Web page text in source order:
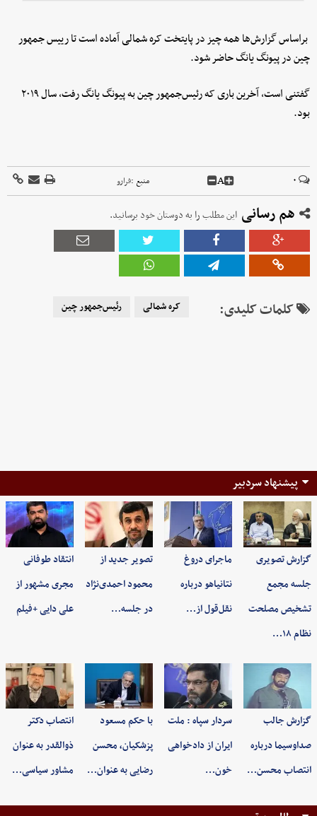
براساس گزارش‌ها همه چیز در پایتخت کره شمالی آماده است تا رییس جمهور
چین در پیونگ یانگ حاضر شود.
گفتنی است، آخرین باری که رئیس‌جمهور چین به پیونگ یانگ رفت، سال ۲۰۱۹
بود.
۰ A منبع :فرارو
هم رسانی این مطلب را به دوستان خود برسانید.
کلمات کلیدی: کره شمالی رئیس‌جمهور چین
پیشنهاد سردبیر
گزارش تصویری
جلسه مجمع
تشخیص مصلحت
نظام ۱۸…
ماجرای دروغ
نتانیاهو درباره
نقل‌قول از…
تصویر جدید از
محمود احمدی‌نژاد
در جلسه…
انتقاد طوفانی
مجری مشهور از
علی دایی +فیلم
گزارش جالب
صداوسیما درباره
انتصاب محسن…
سردار سپاه : ملت
ایران از دادخواهی
خون…
با حکم مسعود
پزشکیان، محسن
رضایی به عنوان…
انتصاب دکتر
ذوالقدر به عنوان
مشاور سیاسی…